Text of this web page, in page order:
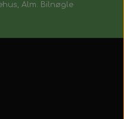
Alm. Bilnøgle